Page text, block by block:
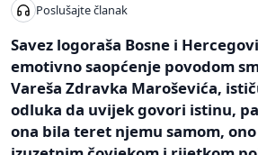
Poslušajte članak
Savez logoraša Bosne i
emotivno saopćenje povodom
Vareša Zdravka Maroševića,
odluka da uvijek govori istinu,
ona bila teret njemu samom,